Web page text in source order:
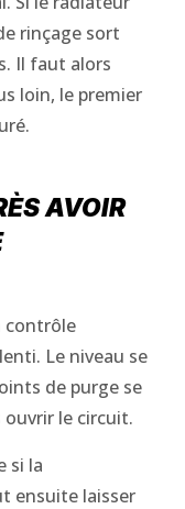
rinçage sort
Il faut alors
loin, le premier
AVOIR
contrôle
Le niveau se
de purge se
le circuit.
si la
ensuite laisser